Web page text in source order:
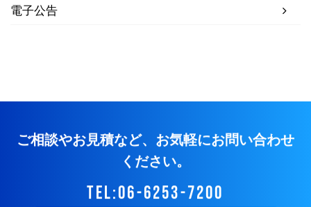
電子公告
ご相談やお見積など、お気軽にお問い合わせ
ください。
tel:06-6253-7200